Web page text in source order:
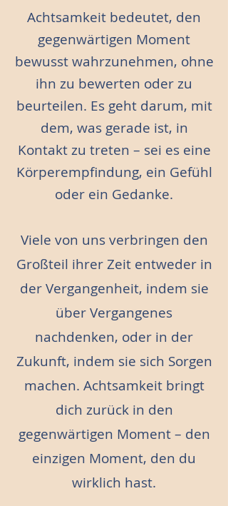
Achtsamkeit bedeutet, den
gegenwärtigen Moment
bewusst wahrzunehmen, ohne
ihn zu bewerten oder zu
beurteilen. Es geht darum, mit
dem, was gerade ist, in
Kontakt zu treten – sei es eine
Körperempfindung, ein Gefühl
oder ein Gedanke.
Viele von uns verbringen den
Großteil ihrer Zeit entweder in
der Vergangenheit, indem sie
über Vergangenes
nachdenken, oder in der
Zukunft, indem sie sich Sorgen
machen. Achtsamkeit bringt
dich zurück in den
gegenwärtigen Moment – den
einzigen Moment, den du
wirklich hast.